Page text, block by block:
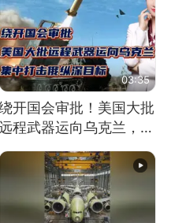
03:35
开国会审批！美国大批
程武器运向乌克兰，集